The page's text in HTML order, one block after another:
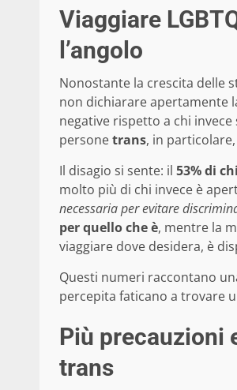
Viaggiare
l’angolo
Nonostante la crescita delle
non dichiarare apertamente
negative rispetto a chi
personetrans, in
Il disagio si sente: il 53% di
molto più di chi invece è
necessaria per evitare
per quello che è, mentre la
viaggiare dove desidera, è
Questi numeri raccontano
percepita faticano a trovare
Più precauzioni
trans